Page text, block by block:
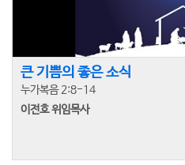
큰 기쁨의 좋은 소식
누가복음 2:8-14
이전호 위임목사